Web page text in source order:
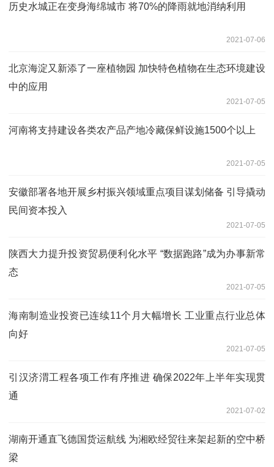
历史水城正在变身海绵城市 将70%的降雨就地消纳利用
2021-07-06
北京海淀又新添了一座植物园 加快特色植物在生态环境建设
中的应用
2021-07-05
河南将支持建设各类农产品产地冷藏保鲜设施1500个以上
2021-07-05
安徽部署各地开展乡村振兴领域重点项目谋划储备 引导撬动
民间资本投入
2021-07-05
陕西大力提升投资贸易便利化水平 “数据跑路”成为办事新常
态
2021-07-05
海南制造业投资已连续11个月大幅增长 工业重点行业总体
向好
2021-07-05
引汉济渭工程各项工作有序推进 确保2022年上半年实现贯
通
2021-07-02
湖南开通直飞德国货运航线 为湘欧经贸往来架起新的空中桥
梁